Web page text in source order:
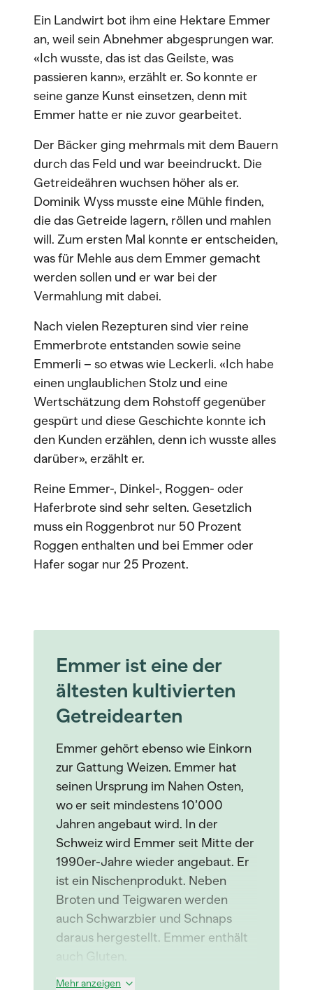
Ein Landwirt bot ihm eine Hektare Emmer
an, weil sein Abnehmer abgesprungen war.
«Ich wusste, das ist das Geilste, was
passieren kann», erzählt er. So konnte er
seine ganze Kunst einsetzen, denn mit
Emmer hatte er nie zuvor gearbeitet.
Der Bäcker ging mehrmals mit dem Bauern
durch das Feld und war beeindruckt. Die
Getreideähren wuchsen höher als er.
Dominik Wyss musste eine Mühle finden,
die das Getreide lagern, röllen und mahlen
will. Zum ersten Mal konnte er entscheiden,
was für Mehle aus dem Emmer gemacht
werden sollen und er war bei der
Vermahlung mit dabei.
Nach vielen Rezepturen sind vier reine
Emmerbrote entstanden sowie seine
Emmerli – so etwas wie Leckerli. «Ich habe
einen unglaublichen Stolz und eine
Wertschätzung dem Rohstoff gegenüber
gespürt und diese Geschichte konnte ich
den Kunden erzählen, denn ich wusste alles
darüber», erzählt er.
Reine Emmer-, Dinkel-, Roggen- oder
Haferbrote sind sehr selten. Gesetzlich
muss ein Roggenbrot nur 50 Prozent
Roggen enthalten und bei Emmer oder
Hafer sogar nur 25 Prozent.
Emmer ist eine der
ältesten kultivierten
Getreidearten
Emmer gehört ebenso wie Einkorn
zur Gattung Weizen. Emmer hat
seinen Ursprung im Nahen Osten,
wo er seit mindestens 10’000
Jahren angebaut wird. In der
Schweiz wird Emmer seit Mitte der
1990er-Jahre wieder angebaut. Er
ist ein Nischenprodukt. Neben
Broten und Teigwaren werden
auch Schwarzbier und Schnaps
daraus hergestellt. Emmer enthält
auch Gluten.
Mehr anzeigen